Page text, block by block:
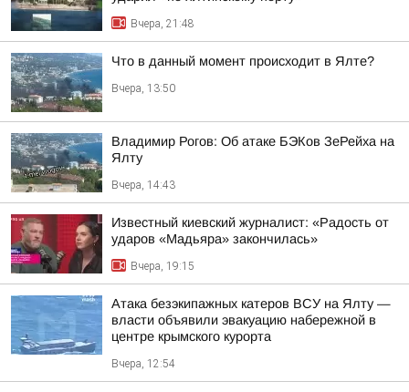
Вчера, 21:48
Что в данный момент происходит в Ялте?
Вчера, 13:50
Владимир Рогов: Об атаке БЭКов ЗеРейха на
Ялту
Вчера, 14:43
Известный киевский журналист: «Радость от
ударов «Мадьяра» закончилась»
Вчера, 19:15
Атака безэкипажных катеров ВСУ на Ялту —
власти объявили эвакуацию набережной в
центре крымского курорта
Вчера, 12:54